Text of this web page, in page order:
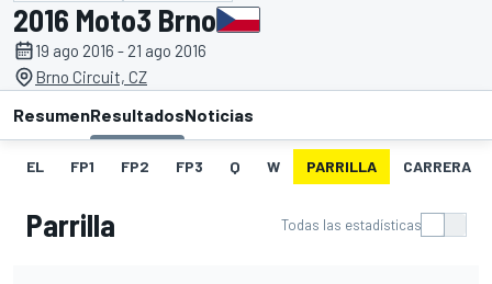
2016 Moto3 Brno
19 ago 2016 - 21 ago 2016
Brno Circuit, CZ
ResumenResultadosNoticias
EL FP1 FP2 FP3 Q W PARRILLA CARRERA
Parrilla Todas las estadísticas